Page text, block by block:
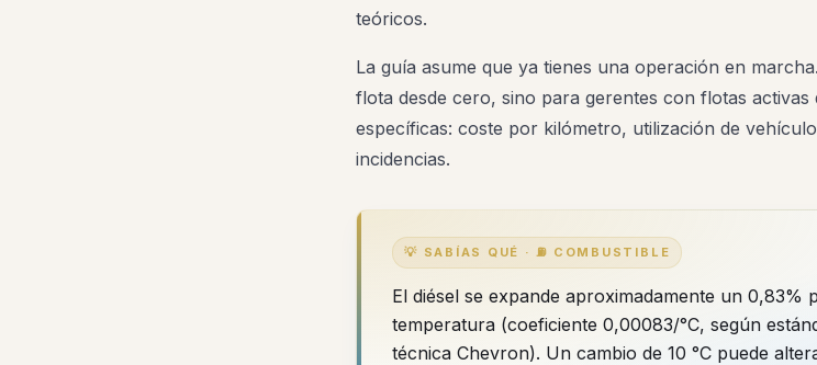
teóricos.
La guía asume que ya tienes una operación en
flota desde cero, sino para gerentes con flotas
específicas: coste por kilómetro, utilización de
incidencias.
💡 SABÍAS QUÉ · ⛽ COMBUSTIBLE
El diésel se expande aproximadamente un 0,83%
temperatura (coeficiente 0,00083/°C, según
técnica Chevron). Un cambio de 10 °C puede